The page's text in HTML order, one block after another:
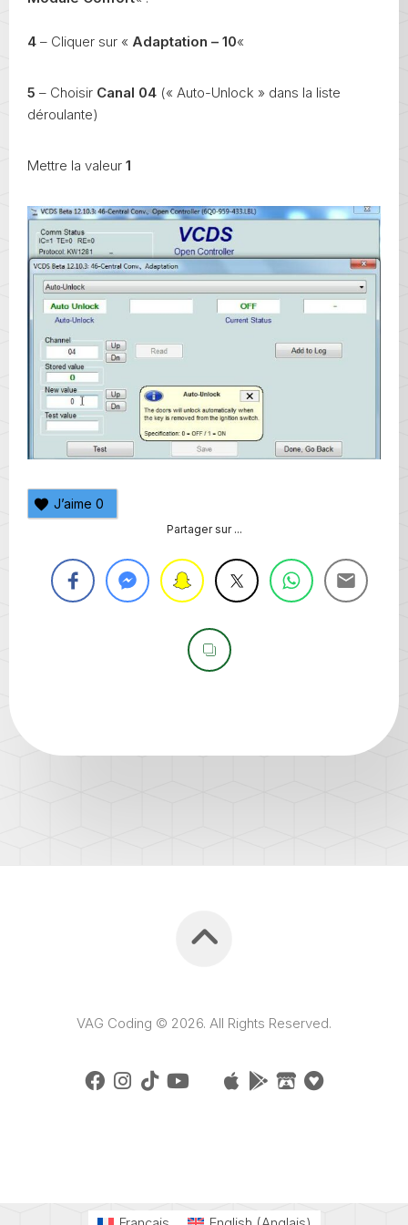
4 – Cliquer sur « Adaptation – 10«
5 – Choisir Canal 04 (« Auto-Unlock » dans la liste
déroulante)
Mettre la valeur 1
J’aime 0
Partager sur ...
VAG Coding © 2026. All Rights Reserved.